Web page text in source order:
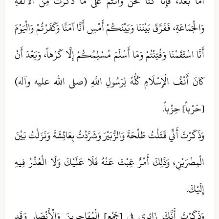
وَالْجَمَاعَةِ، فَفَرَّقَ بَيْنَنَا وَبَيْنَكُمْ أَمْسِ أَنَّا آمَنَّا وَكَفَرْتُمْ وَالْيَوْمَ
أَنَّا اسْتَقَمْنَا وَفُتِنْتُمْ وَمَا أَسْلَمَ مُسْلِمُكُمْ إِلَّا كَرْهاً، وَبَعْدَ أَنْ
كَانَ أَنْفُ الْإِسْلَامِ كُلُّهُ لِرَسُولِ اللَّهِ (صلی الله علیه وآله)
[حَرْباً] حِزْباً.
وَذَكَرْتَ أَنِّي قَتَلْتُ طَلْحَةَ وَالزُّبَيْرَ وَشَرَّدْتُ بِعَائِشَةَ وَنَزَلْتُ بَيْنَ
الْمِصْرَيْنِ، وَذَلِكَ أَمْرٌ غِبْتَ عَنْهُ فَلَا عَلَيْكَ وَلَا الْعُذْرُ فِيهِ
إِلَيْكَ.